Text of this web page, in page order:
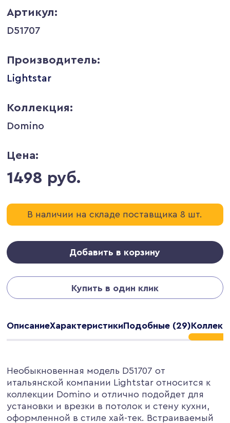
Артикул:
D51707
Производитель:
Lightstar
Коллекция:
Domino
Цена:
1498 руб.
В наличии на складе поставщика 8 шт.
Добавить в корзину
Купить в один клик
ОписаниеХарактеристикиПодобные (29)
Необыкновенная модель D51707 от
итальянской компании Lightstar относится к
коллекции Domino и отлично подойдет для
установки и врезки в потолок и стену кухни,
оформленной в стиле хай-тек. Встраиваемый